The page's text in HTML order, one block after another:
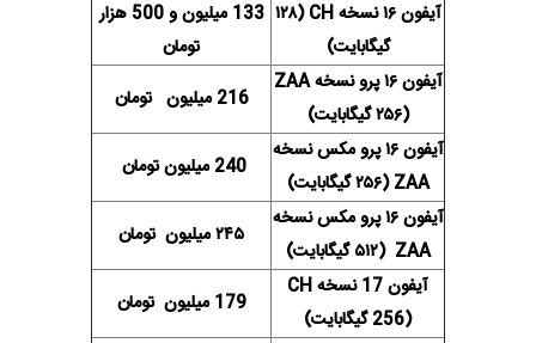
آیفون ۱۶ نسخه CH (۱۲۸
گیگابایت)
133 میلیون و 500 هزار
تومان
آیفون ۱۶ پرو نسخه ZAA
(۲۵۶ گیگابایت)
216 میلیون تومان
آیفون ۱۶ پرو مکس نسخه
ZAA (۲۵۶ گیگابایت)
240 میلیون تومان
آیفون ۱۶ پرو مکس نسخه
ZAA (۵۱۲ گیگابایت)
۲۴۵ میلیون تومان
آیفون 17 نسخه CH
(256 گیگابایت)
179 میلیون تومان